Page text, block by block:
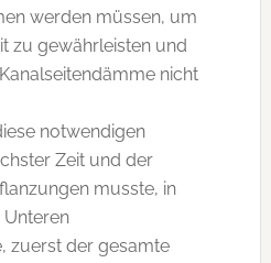
werden müssen, um
zu gewährleisten und
nicht
notwendigen
Zeit und der
musste, in
zuerst der gesamte